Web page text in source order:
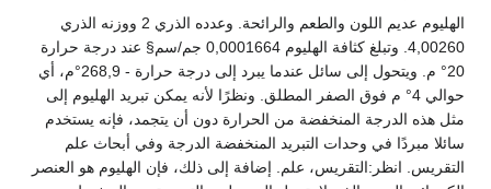
الهليوم عديم اللون والطعم والرائحة. وعدده الذري 2 ووزنه الذري
4,00260. وتبلغ كثافة الهليوم 0,0001664 جم/سم§ عند درجة حرارة
20° م. ويتحول إلى سائل عندما يبرد إلى درجة حرارة - 268,9°م، أي
حوالي 4° م فوق الصفر المطلق. ونظرًا لأنه يمكن تبريد الهليوم إلى
مثل هذه الدرجة المنخفضة من الحرارة دون أن يتجمد، فإنه يستخدم
سائلا مبردًا في وحدات التبريد المنخفضة الدرجة وفي أبحاث علم
التقريس. انظر:التقريس، علم. إضافة إلى ذلك، فإن الهليوم هو العنصر